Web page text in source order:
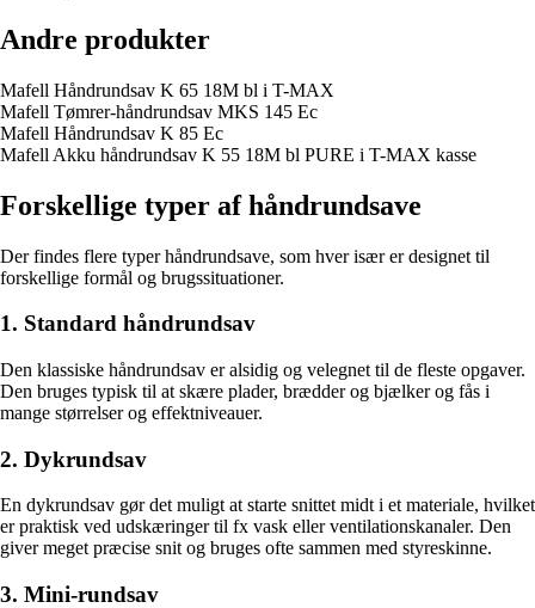
Andre produkter
Mafell Håndrundsav K 65 18M bl i T-MAX
Mafell Tømrer-håndrundsav MKS 145 Ec
Mafell Håndrundsav K 85 Ec
Mafell Akku håndrundsav K 55 18M bl PURE i T-MAX kasse
Forskellige typer af håndrundsave
Der findes flere typer håndrundsave, som hver især er designet til
forskellige formål og brugssituationer.
1. Standard håndrundsav
Den klassiske håndrundsav er alsidig og velegnet til de fleste opgaver.
Den bruges typisk til at skære plader, brædder og bjælker og fås i
mange størrelser og effektniveauer.
2. Dykrundsav
En dykrundsav gør det muligt at starte snittet midt i et materiale, hvilket
er praktisk ved udskæringer til fx vask eller ventilationskanaler. Den
giver meget præcise snit og bruges ofte sammen med styreskinne.
3. Mini-rundsav